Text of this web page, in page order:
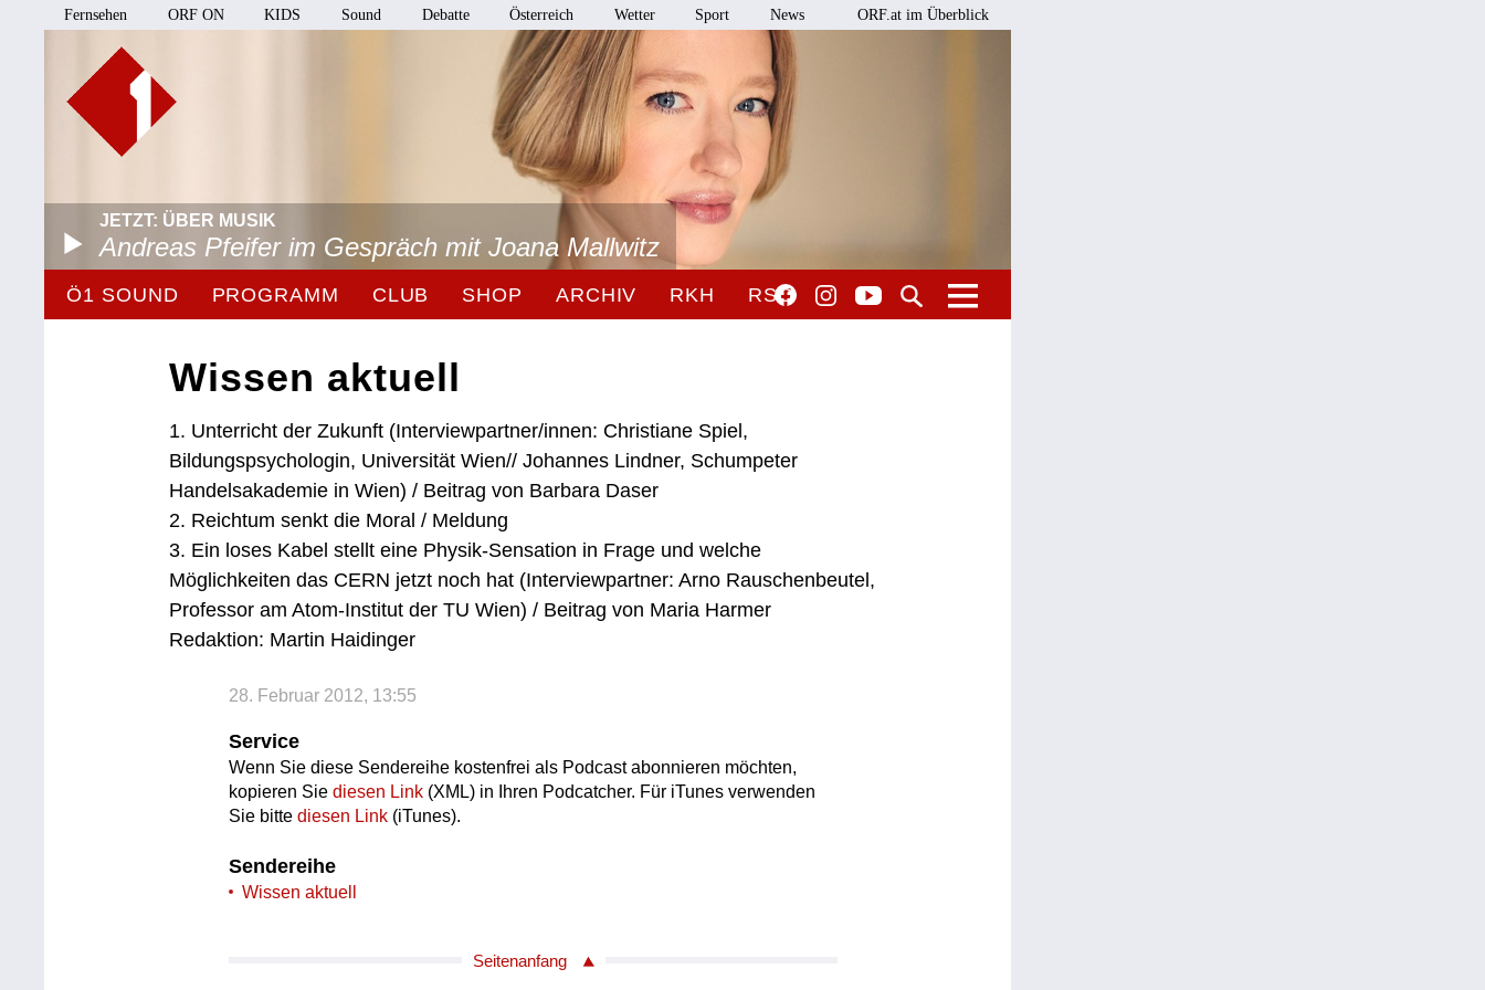
Fernsehen ORF ON KIDS Sound Debatte Österreich Wetter Sport News ORF.at im Überblick
JETZT: ÜBER MUSIK
Andreas Pfeifer im Gespräch mit Joana Mallwitz
Ö1 SOUND PROGRAMM CLUB SHOP ARCHIV RKH RSO
Wissen aktuell
1. Unterricht der Zukunft (Interviewpartner/innen: Christiane Spiel,
Bildungspsychologin, Universität Wien// Johannes Lindner, Schumpeter
Handelsakademie in Wien) / Beitrag von Barbara Daser
2. Reichtum senkt die Moral / Meldung
3. Ein loses Kabel stellt eine Physik-Sensation in Frage und welche
Möglichkeiten das CERN jetzt noch hat (Interviewpartner: Arno Rauschenbeutel,
Professor am Atom-Institut der TU Wien) / Beitrag von Maria Harmer
Redaktion: Martin Haidinger
28. Februar 2012, 13:55
Service
Wenn Sie diese Sendereihe kostenfrei als Podcast abonnieren möchten,
kopieren Siediesen Link (XML) in Ihren Podcatcher. Für iTunes verwenden
Sie bittediesen Link (iTunes).
Sendereihe
Wissen aktuell
Seitenanfang